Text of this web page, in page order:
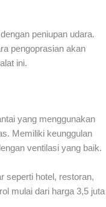
peniupan udara.
pengoprasian akan
ini.
yang menggunakan
Memiliki keunggulan
ventilasi yang baik.
seperti hotel, restoran,
mulai dari harga 3,5 juta